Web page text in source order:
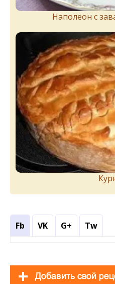
Наполеон с
Fb VK G+ Tw